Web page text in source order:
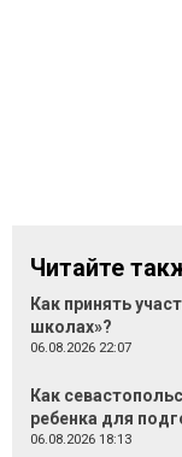
Читайте
Как принять
школах»?
06.08.2026 22:07
Как
ребенка для
06.08.2026 18:13